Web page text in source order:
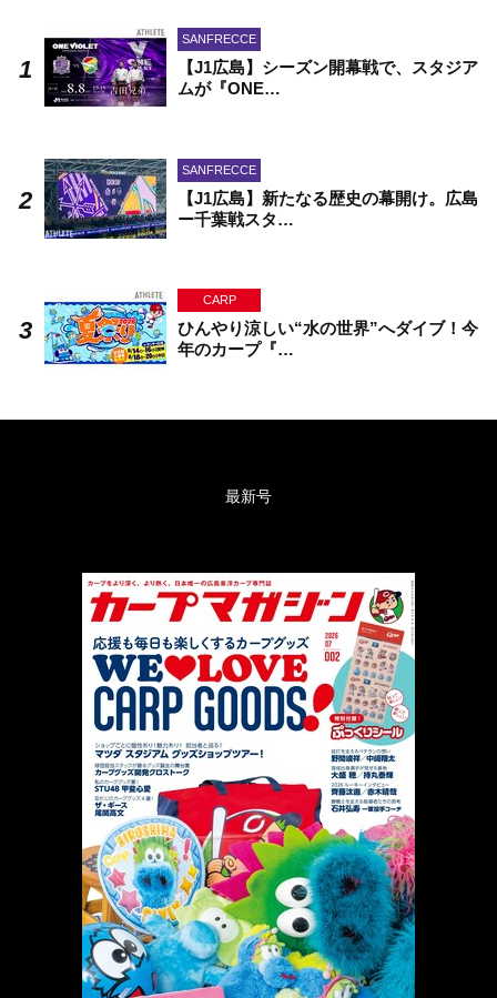
SANFRECCE
【J1広島】シーズン開幕戦で、スタジア
ムが『ONE…
SANFRECCE
【J1広島】新たなる歴史の幕開け。広島
ー千葉戦スタ…
CARP
ひんやり涼しい“水の世界”へダイブ！今
年のカープ『…
最新号